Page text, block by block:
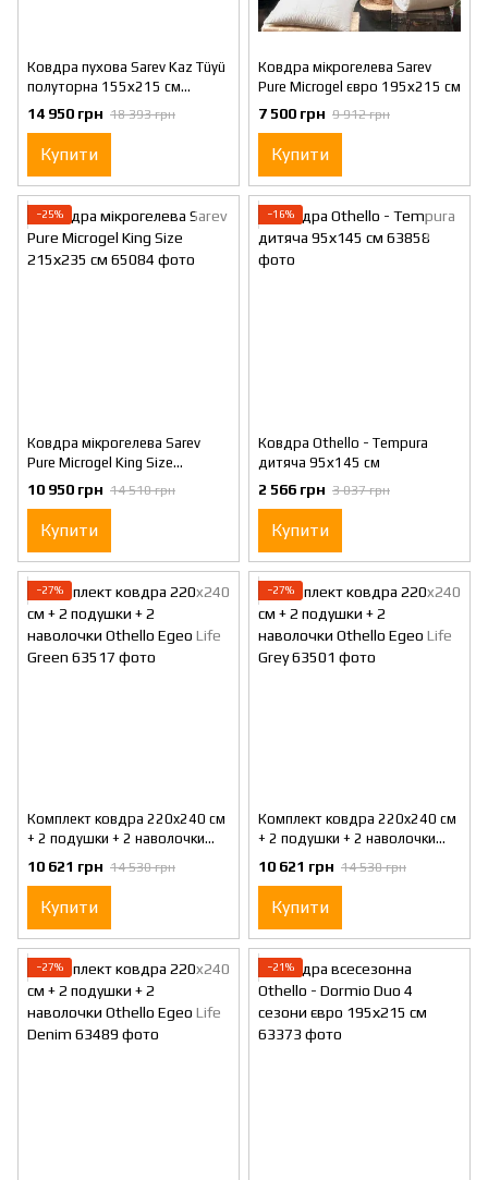
Ковдра пухова Sarev Kaz Tüyü
полуторна 155х215 см
Premium
14 950 грн 18 393 грн
Купити
Ковдра мікрогелева Sarev
Pure Microgel євро 195х215 см
7 500 грн 9 912 грн
Купити
−25%
Ковдра мікрогелева Sarev
Pure Microgel King Size
215х235 см
10 950 грн 14 510 грн
Купити
−16%
Ковдра Othello - Tempura
дитяча 95х145 см
2 566 грн 3 037 грн
Купити
−27%
Комплект ковдра 220x240 см
+ 2 подушки + 2 наволочки
Othello Egeo Life Green
10 621 грн 14 530 грн
Купити
−27%
Комплект ковдра 220x240 см
+ 2 подушки + 2 наволочки
Othello Egeo Life Grey
10 621 грн 14 530 грн
Купити
−27% −21%